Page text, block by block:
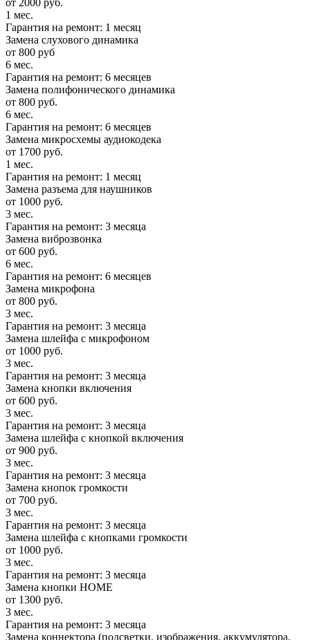
от 2000 руб.
1 мес.
Гарантия на ремонт: 1 месяц
Замена слухового динамика
от 800 руб
6 мес.
Гарантия на ремонт: 6 месяцев
Замена полифонического динамика
от 800 руб.
6 мес.
Гарантия на ремонт: 6 месяцев
Замена микросхемы аудиокодека
от 1700 руб.
1 мес.
Гарантия на ремонт: 1 месяц
Замена разъема для наушников
от 1000 руб.
3 мес.
Гарантия на ремонт: 3 месяца
Замена виброзвонка
от 600 руб.
6 мес.
Гарантия на ремонт: 6 месяцев
Замена микрофона
от 800 руб.
3 мес.
Гарантия на ремонт: 3 месяца
Замена шлейфа с микрофоном
от 1000 руб.
3 мес.
Гарантия на ремонт: 3 месяца
Замена кнопки включения
от 600 руб.
3 мес.
Гарантия на ремонт: 3 месяца
Замена шлейфа с кнопкой включения
от 900 руб.
3 мес.
Гарантия на ремонт: 3 месяца
Замена кнопок громкости
от 700 руб.
3 мес.
Гарантия на ремонт: 3 месяца
Замена шлейфа с кнопками громкости
от 1000 руб.
3 мес.
Гарантия на ремонт: 3 месяца
Замена кнопки HOME
от 1300 руб.
3 мес.
Гарантия на ремонт: 3 месяца
Замена коннектора (подсветки, изображения, аккумулятора,